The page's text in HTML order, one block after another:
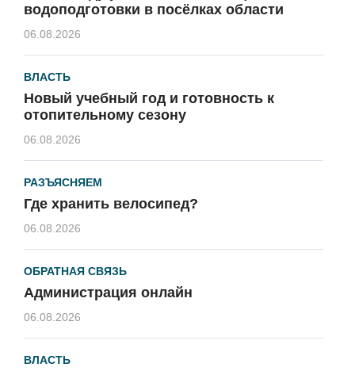
водоподготовки в посёлках области
06.08.2026
ВЛАСТЬ
Новый учебный год и готовность к
отопительному сезону
06.08.2026
РАЗЪЯСНЯЕМ
Где хранить велосипед?
06.08.2026
ОБРАТНАЯ СВЯЗЬ
Администрация онлайн
06.08.2026
ВЛАСТЬ